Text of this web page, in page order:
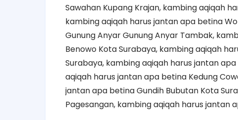
Sawahan Kupang Krajan, kambing aqiqah
kambing aqiqah harus jantan apa betina
Gunung Anyar Gunung Anyar Tambak,
Benowo Kota Surabaya, kambing aqiqah
Surabaya, kambing aqiqah harus jantan
aqiqah harus jantan apa betina Kedung
jantan apa betina Gundih Bubutan Kota
Pagesangan, kambing aqiqah harus jantan